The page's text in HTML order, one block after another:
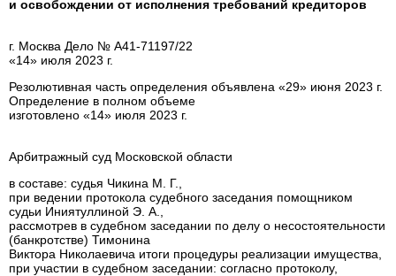
и освобождении от исполнения требований кредиторов
г. Москва Дело № А41-71197/22
«14» июля 2023 г.
Резолютивная часть определения объявлена «29» июня 2023 г.
Определение в полном объеме
изготовлено «14» июля 2023 г.
Арбитражный суд Московской области
в составе: судья Чикина М. Г.,
при ведении протокола судебного заседания помощником
судьи Иниятуллиной Э. А.,
рассмотрев в судебном заседании по делу о несостоятельности
(банкротстве) Тимонина
Виктора Николаевича итоги процедуры реализации имущества,
при участии в судебном заседании: согласно протоколу,